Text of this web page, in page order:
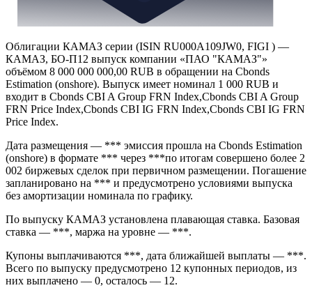
Облигации КАМАЗ серии (ISIN RU000A109JW0, FIGI ) —
КАМАЗ, БО-П12 выпуск компании «ПАО "КАМАЗ"»
объёмом 8 000 000 000,00 RUB в обращении на Cbonds
Estimation (onshore). Выпуск имеет номинал 1 000 RUB и
входит в Cbonds CBI A Group FRN Index,Cbonds CBI A Group
FRN Price Index,Cbonds CBI IG FRN Index,Cbonds CBI IG FRN
Price Index.
Дата размещения — *** эмиссия прошла на Cbonds Estimation
(onshore) в формате *** через ***по итогам совершено более 2
002 биржевых сделок при первичном размещении. Погашение
запланировано на *** и предусмотрено условиями выпуска
без амортизации номинала по графику.
По выпуску КАМАЗ установлена плавающая ставка. Базовая
ставка — ***, маржа на уровне — ***.
Купоны выплачиваются ***, дата ближайшей выплаты — ***.
Всего по выпуску предусмотрено 12 купонных периодов, из
них выплачено — 0, осталось — 12.